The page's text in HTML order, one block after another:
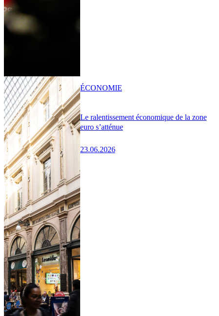
Le ralentissement économique de la zone
euro s’atténue
23.06.2026
ÉCONOMIE